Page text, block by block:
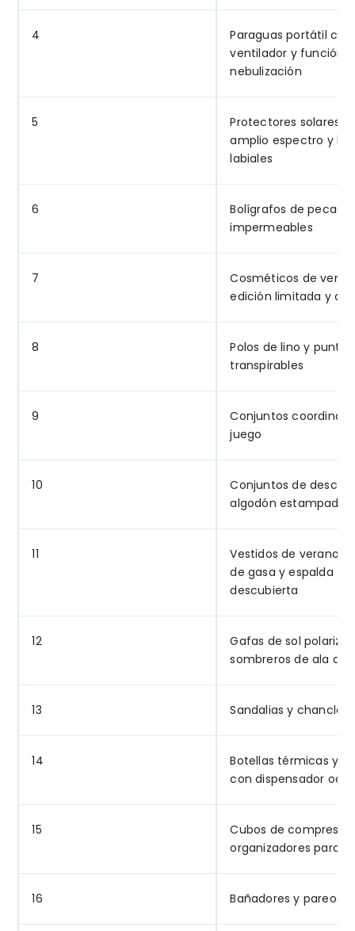
4
Paraguas portátil con
ventilador y función
nebulización
5
Protectores solares
amplio espectro y
labiales
6
Bolígrafos de pecas
impermeables
7
Cosméticos de
edición limitada y de
8
Polos de lino y punto
transpirables
9
Conjuntos
juego
10
Conjuntos de
algodón estampado
11
Vestidos de verano
de gasa y espalda
descubierta
12
Gafas de sol
sombreros de ala
13 Sandalias y chanclas
14
Botellas térmicas y
con dispensador
15
Cubos de
organizadores para
16 Bañadores y pareos